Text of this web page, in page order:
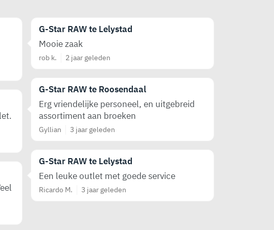
G-Star RAW te Lelystad
Mooie zaak
rob k. 2 jaar geleden
G-Star RAW te Roosendaal
Erg vriendelijke personeel, en uitgebreid
assortiment aan broeken
Gyllian 3 jaar geleden
G-Star RAW te Lelystad
Een leuke outlet met goede service
Ricardo M. 3 jaar geleden